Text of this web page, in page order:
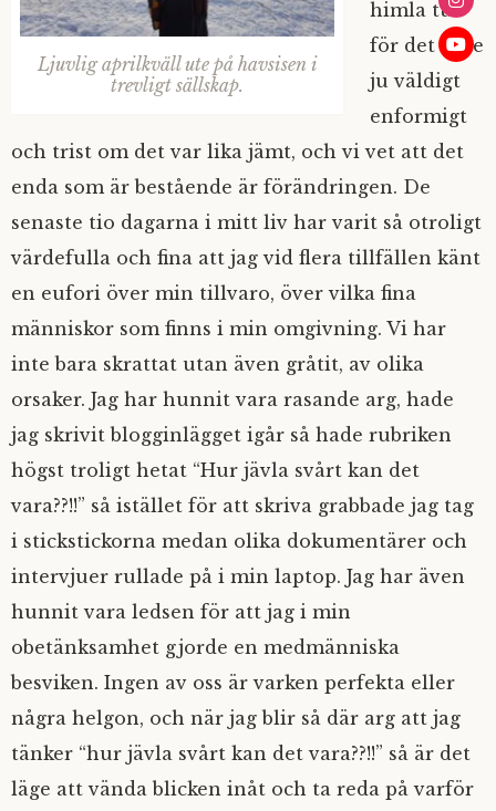
Ljuvlig aprilkväll ute på havsisen i
trevligt sällskap.
himla tur
för det vore
ju väldigt
enformigt
och trist om det var lika jämt, och vi vet att det
enda som är bestående är förändringen. De
senaste tio dagarna i mitt liv har varit så otroligt
värdefulla och fina att jag vid flera tillfällen känt
en eufori över min tillvaro, över vilka fina
människor som finns i min omgivning. Vi har
inte bara skrattat utan även gråtit, av olika
orsaker. Jag har hunnit vara rasande arg, hade
jag skrivit blogginlägget igår så hade rubriken
högst troligt hetat “Hur jävla svårt kan det
vara??!!” så istället för att skriva grabbade jag tag
i stickstickorna medan olika dokumentärer och
intervjuer rullade på i min laptop. Jag har även
hunnit vara ledsen för att jag i min
obetänksamhet gjorde en medmänniska
besviken. Ingen av oss är varken perfekta eller
några helgon, och när jag blir så där arg att jag
tänker “hur jävla svårt kan det vara??!!” så är det
läge att vända blicken inåt och ta reda på varför